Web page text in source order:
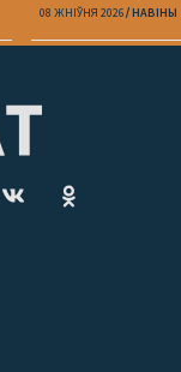
08 ЖНІЎНЯ 2026 НАВІНЫ